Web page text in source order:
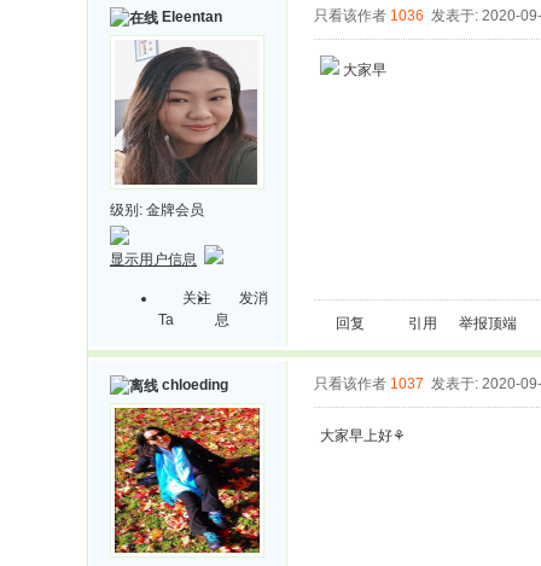
Eleentan
级别: 金牌会员
显示用户信息
关注
Ta
发消
息
只看该作者 1036 发表于: 2020-
大家早
回复 引用 举报顶端
chloeding 只看该作者 1037 发表于: 2020-
大家早上好⚘